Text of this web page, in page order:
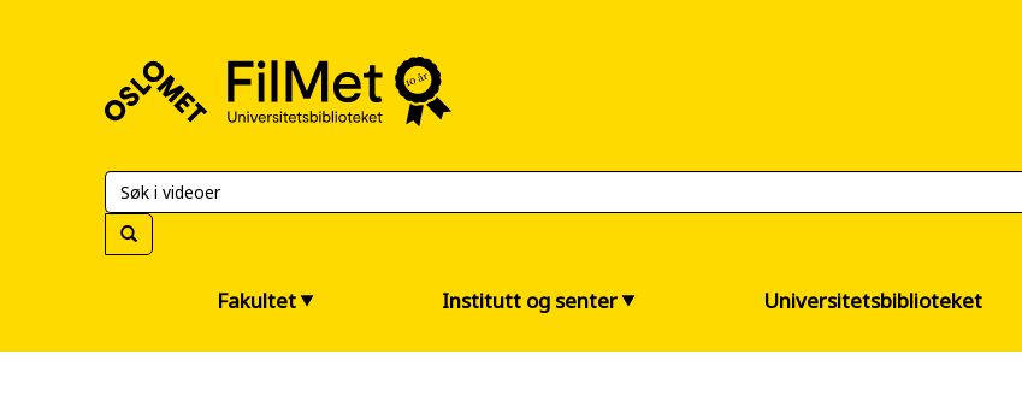
Universitetsbiblioteket
Fakultet Institutt og senter Universitetsbiblioteket